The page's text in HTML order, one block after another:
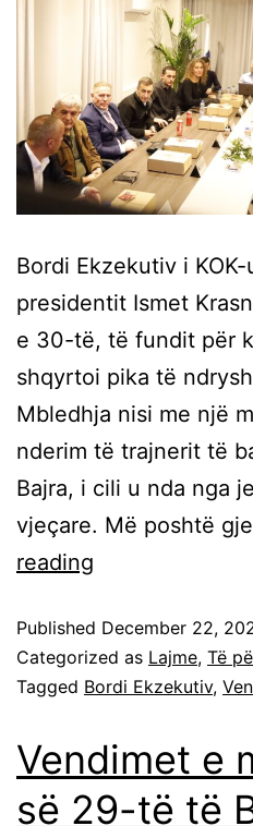
Bordi Ekzekutiv i
presidentit Ismet
e 30-të, të fundit për
shqyrtoi pika të
Mbledhja nisi me një
nderim të trajnerit të
Bajra, i cili u nda nga
vjeçare. Më poshtë
reading
Published December 22,
Categorized as Lajme, Të
Tagged Bordi Ekzekutiv,
Vendimet e
së 29-të të